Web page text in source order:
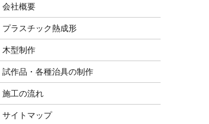
会社概要
プラスチック熱成形
木型制作
試作品・各種治具の制作
施工の流れ
サイトマップ